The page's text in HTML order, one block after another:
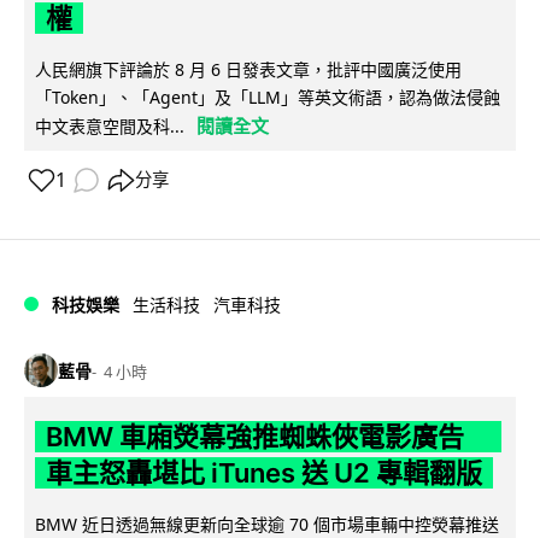
權
人民網旗下評論於 8 月 6 日發表文章，批評中國廣泛使用
「Token」、「Agent」及「LLM」等英文術語，認為做法侵蝕
中文表意空間及科...
閱讀全文
1 分享
科技娛樂 生活科技 汽車科技
藍骨 4 小時
BMW 車廂熒幕強推蜘蛛俠電影廣告
車主怒轟堪比 iTunes 送 U2 專輯翻版
BMW 近日透過無線更新向全球逾 70 個市場車輛中控熒幕推送